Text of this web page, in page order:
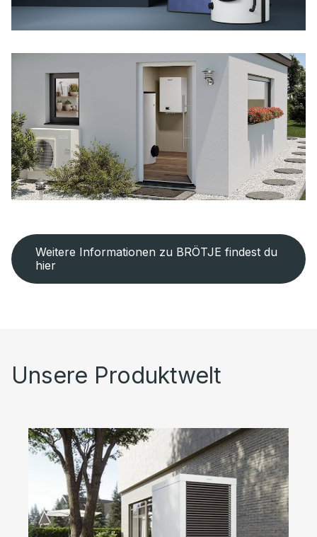
Weitere Informationen zu BRÖTJE findest du
hier
Unsere Produktwelt